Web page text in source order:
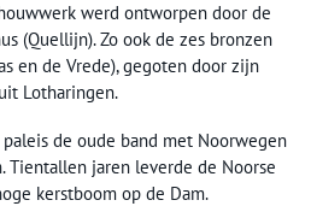
werd ontworpen door de
(Quellijn). Zo ook de zes bronzen
en de Vrede), gegoten door zijn
Lotharingen.
de oude band met Noorwegen
Tientallen jaren leverde de Noorse
kerstboom op de Dam.